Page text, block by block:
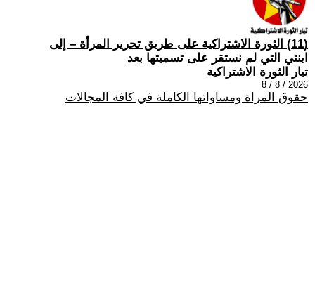
(11) الثورة الاشتراكية على طريق تحرير المرأة – إلى
ابنتي التي لم نستقر على تسميتها بعد
تيار الثورة الاشتراكية
2026 / 8 / 8
حقوق المراة ومساواتها الكاملة في كافة المجالات